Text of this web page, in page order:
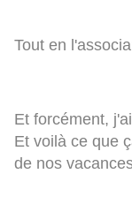
Tout en
Et forcément,
Et voilà ce que
de nos